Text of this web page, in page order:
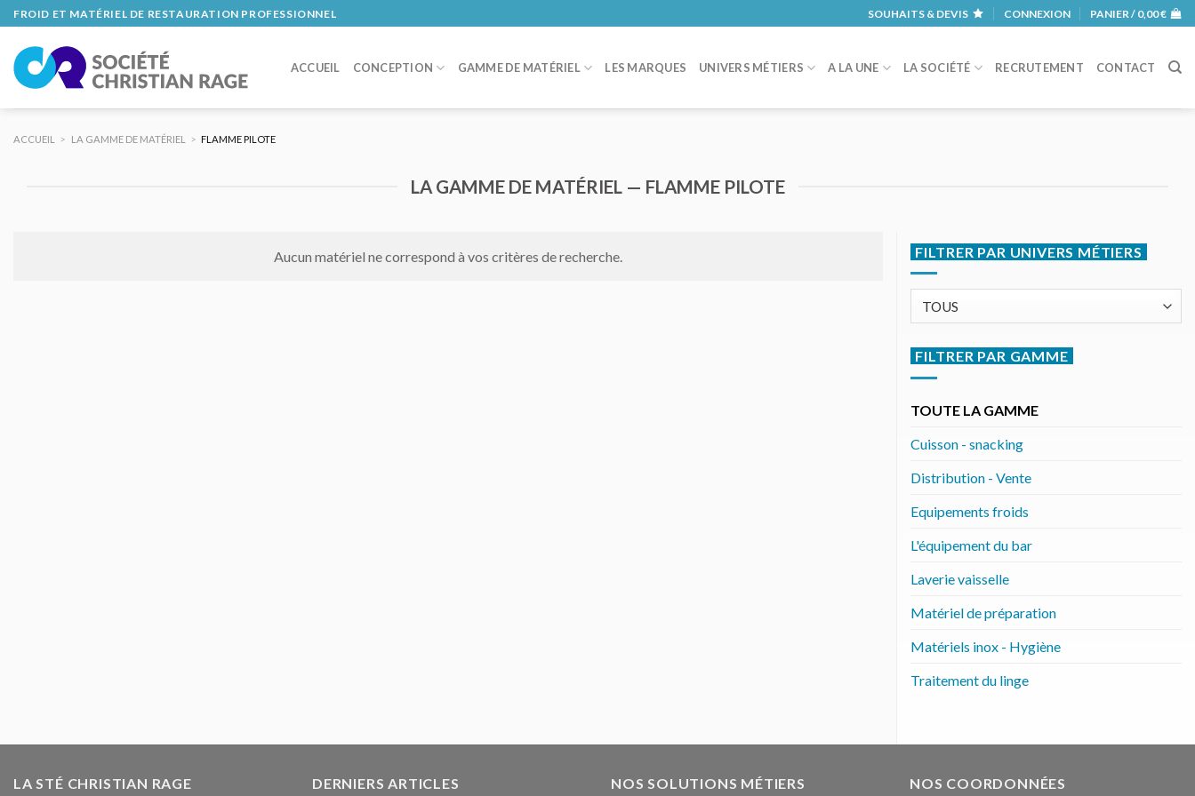
Skip
to
content
FROID ET MATÉRIEL DE RESTAURATION PROFESSIONNEL SOUHAITS & DEVIS CONNEXION PANIER / 0,00€
ACCUEIL CONCEPTION GAMME DE MATÉRIEL LES MARQUES UNIVERS MÉTIERS A LA UNE LA SOCIÉTÉ RECRUTEMENT CONTACT
ACCUEIL > LA GAMME DE MATÉRIEL > FLAMME PILOTE
LA GAMME DE MATÉRIEL — FLAMME PILOTE
Aucun matériel ne correspond à vos critères de recherche. FILTRER PAR UNIVERS MÉTIERS
FILTRER PAR GAMME
TOUTE LA GAMME
Cuisson - snacking
Distribution - Vente
Equipements froids
L'équipement du bar
Laverie vaisselle
Matériel de préparation
Matériels inox - Hygiène
Traitement du linge
LA STÉ CHRISTIAN RAGE DERNIERS ARTICLES NOS SOLUTIONS MÉTIERS NOS COORDONNÉES